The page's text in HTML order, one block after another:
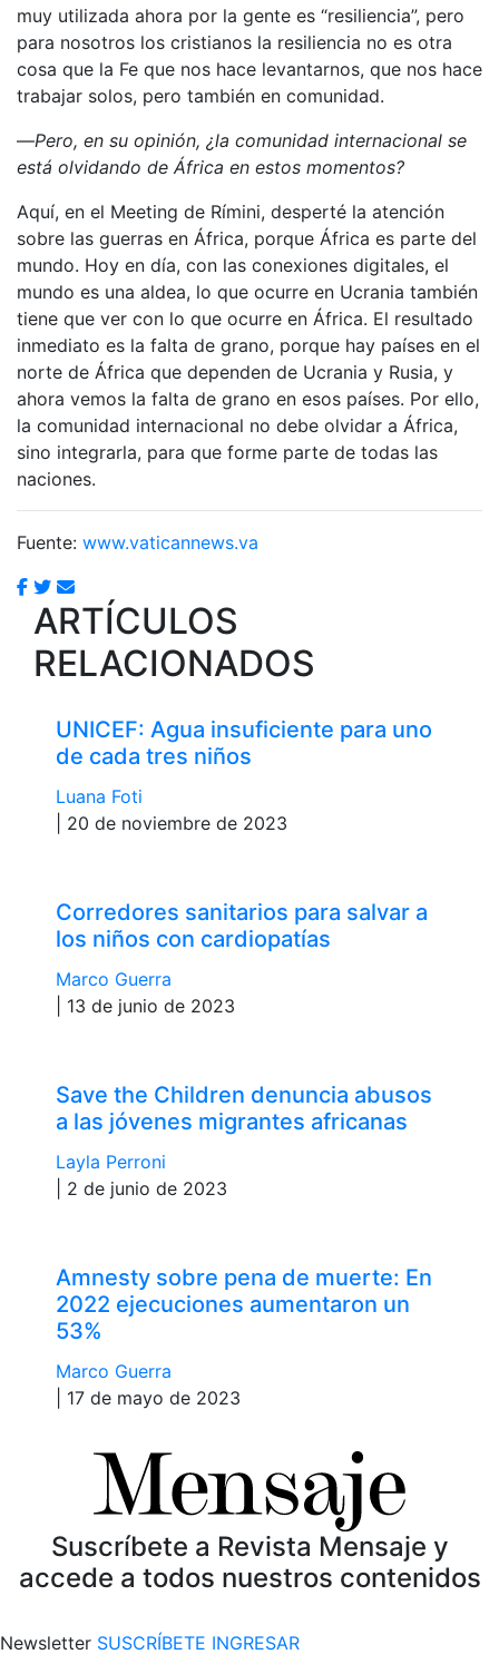
muy utilizada ahora por la gente es “resiliencia”, pero
para nosotros los cristianos la resiliencia no es otra
cosa que la Fe que nos hace levantarnos, que nos hace
trabajar solos, pero también en comunidad.
—Pero, en su opinión, ¿la comunidad internacional se
está olvidando de África en estos momentos?
Aquí, en el Meeting de Rímini, desperté la atención
sobre las guerras en África, porque África es parte del
mundo. Hoy en día, con las conexiones digitales, el
mundo es una aldea, lo que ocurre en Ucrania también
tiene que ver con lo que ocurre en África. El resultado
inmediato es la falta de grano, porque hay países en el
norte de África que dependen de Ucrania y Rusia, y
ahora vemos la falta de grano en esos países. Por ello,
la comunidad internacional no debe olvidar a África,
sino integrarla, para que forme parte de todas las
naciones.
Fuente: www.vaticannews.va
ARTÍCULOS
RELACIONADOS
UNICEF: Agua insuficiente para uno
de cada tres niños
Luana Foti
| 20 de noviembre de 2023
Corredores sanitarios para salvar a
los niños con cardiopatías
Marco Guerra
| 13 de junio de 2023
Save the Children denuncia abusos
a las jóvenes migrantes africanas
Layla Perroni
| 2 de junio de 2023
Amnesty sobre pena de muerte: En
2022 ejecuciones aumentaron un
53%
Marco Guerra
| 17 de mayo de 2023
Suscríbete a Revista Mensaje y
accede a todos nuestros contenidos
Newsletter SUSCRÍBETE INGRESAR